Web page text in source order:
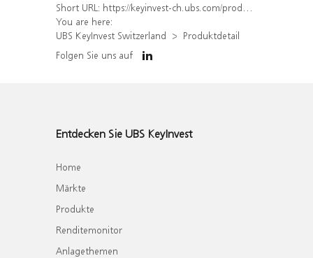
Short URL: https://keyinvest-ch.ubs.com/produkt/detail/index/isin/CH1581946097
You are here:
UBS KeyInvest Switzerland
Produktdetail
Folgen Sie uns auf
Entdecken Sie UBS KeyInvest
Home
Märkte
Produkte
Renditemonitor
Anlagethemen